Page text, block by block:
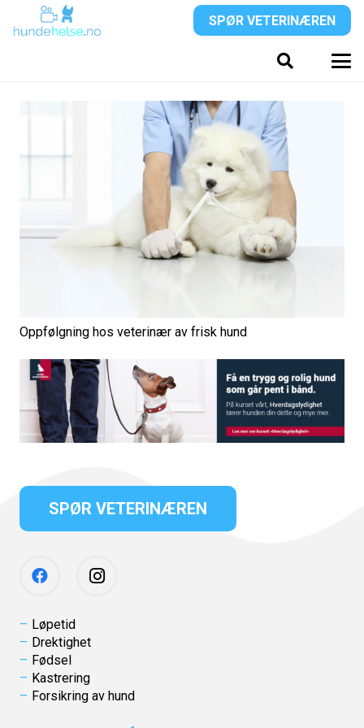
SPØR VETERINÆREN
Oppfølgning hos veterinær av frisk hund
SPØR VETERINÆREN
Løpetid
Drektighet
Fødsel
Kastrering
Forsikring av hund